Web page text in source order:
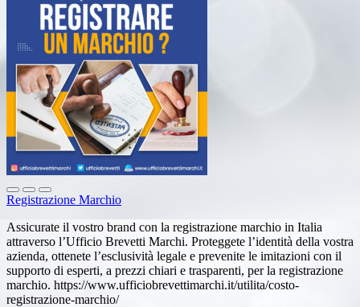
Registrazione Marchio
Assicurate il vostro brand con la registrazione marchio in Italia
attraverso l’Ufficio Brevetti Marchi. Proteggete l’identità della vostra
azienda, ottenete l’esclusività legale e prevenite le imitazioni con il
supporto di esperti, a prezzi chiari e trasparenti, per la registrazione
marchio. https://www.ufficiobrevettimarchi.it/utilita/costo-
registrazione-marchio/